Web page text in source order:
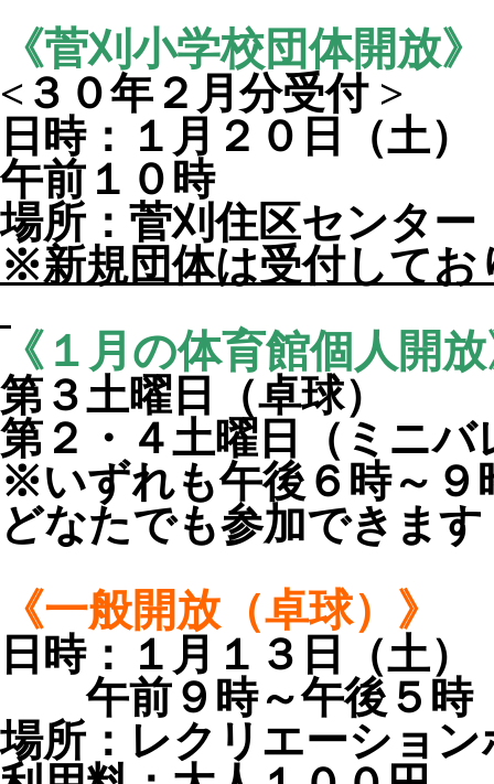
《菅刈小学校団体開放》
<３０年２月分受付 >
日時：１月２０日（土）
午前１０時
場所：菅刈住区センター
※新規団体は受付してお
《１月の体育館個人開
第３土曜日（卓球）
第２・４土曜日（ミニバ
※いずれも午後６時～９
どなたでも参加できます
《一般開放（卓球）》
日時：１月１３日（土
午前９時～午後５時
場所：レクリエーション